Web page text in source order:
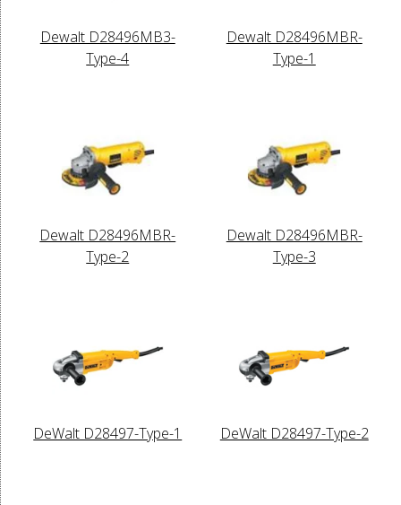
Dewalt D28496MB3-
Type-4
Dewalt D28496MBR-
Type-1
Dewalt D28496MBR-
Type-2
Dewalt D28496MBR-
Type-3
DeWalt D28497-Type-1 DeWalt D28497-Type-2